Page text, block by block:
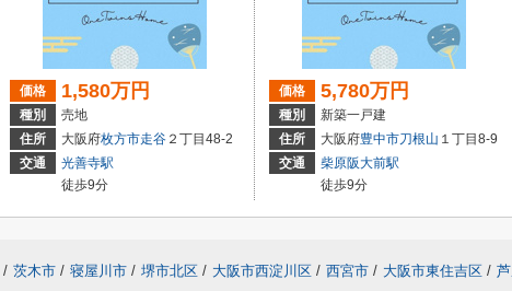
価格 1,580万円
種別
売地
住所
大阪府枚方市走谷 ２丁目48-2
交通
光善寺駅
徒歩9分
価格 5,780万円
種別
新築一戸建
住所
大阪府豊中市刀根山 １丁目8-9
交通
柴原阪大前駅
徒歩9分
/ 茨木市 / 寝屋川市 / 堺市北区 / 大阪市西淀川区 / 西宮市 / 大阪市東住吉区 /